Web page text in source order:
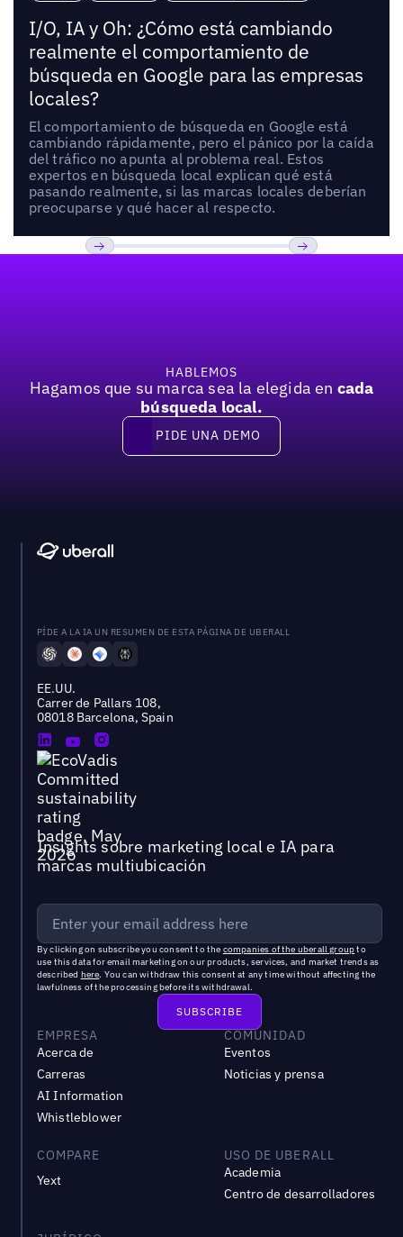
I/O, IA y Oh: ¿Cómo está cambiando
realmente el comportamiento de
búsqueda en Google para las empresas
locales?
El comportamiento de búsqueda en Google está
cambiando rápidamente, pero el pánico por la caída
del tráfico no apunta al problema real. Estos
expertos en búsqueda local explican qué está
pasando realmente, si las marcas locales deberían
preocuparse y qué hacer al respecto.
HABLEMOS
Hagamos que su marca sea la elegida en cada
búsqueda local.
Pide una demo
PIDE UNA DEMO
PÍDE A LA IA UN RESUMEN DE ESTA PÁGINA DE UBERALL
EE.UU.
Carrer de Pallars 108,
08018 Barcelona, Spain
Insights sobre marketing local e IA para
marcas multiubicación
By clicking on subscribe you consent to the companies of the uberall groupto
use this data for email marketing on our products, services, and market trends as
described here. You can withdraw this consent at any time without affecting the
lawfulness of the processing before its withdrawal.
EMPRESA
Acerca de
Carreras
AI Information
Whistleblower
COMUNIDAD
Eventos
Noticias y prensa
COMPARE
Yext
USO DE UBERALL
Academia
Centro de desarrolladores